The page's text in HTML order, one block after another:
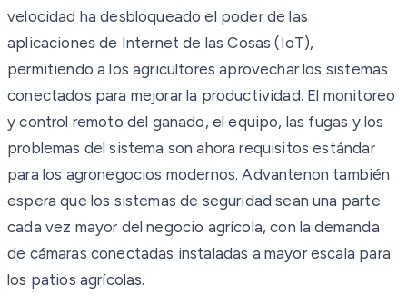
velocidad ha desbloqueado el poder de las
aplicaciones de Internet de las Cosas (IoT),
permitiendo a los agricultores aprovechar los sistemas
conectados para mejorar la productividad. El monitoreo
y control remoto del ganado, el equipo, las fugas y los
problemas del sistema son ahora requisitos estándar
para los agronegocios modernos. Advantenon también
espera que los sistemas de seguridad sean una parte
cada vez mayor del negocio agrícola, con la demanda
de cámaras conectadas instaladas a mayor escala para
los patios agrícolas.